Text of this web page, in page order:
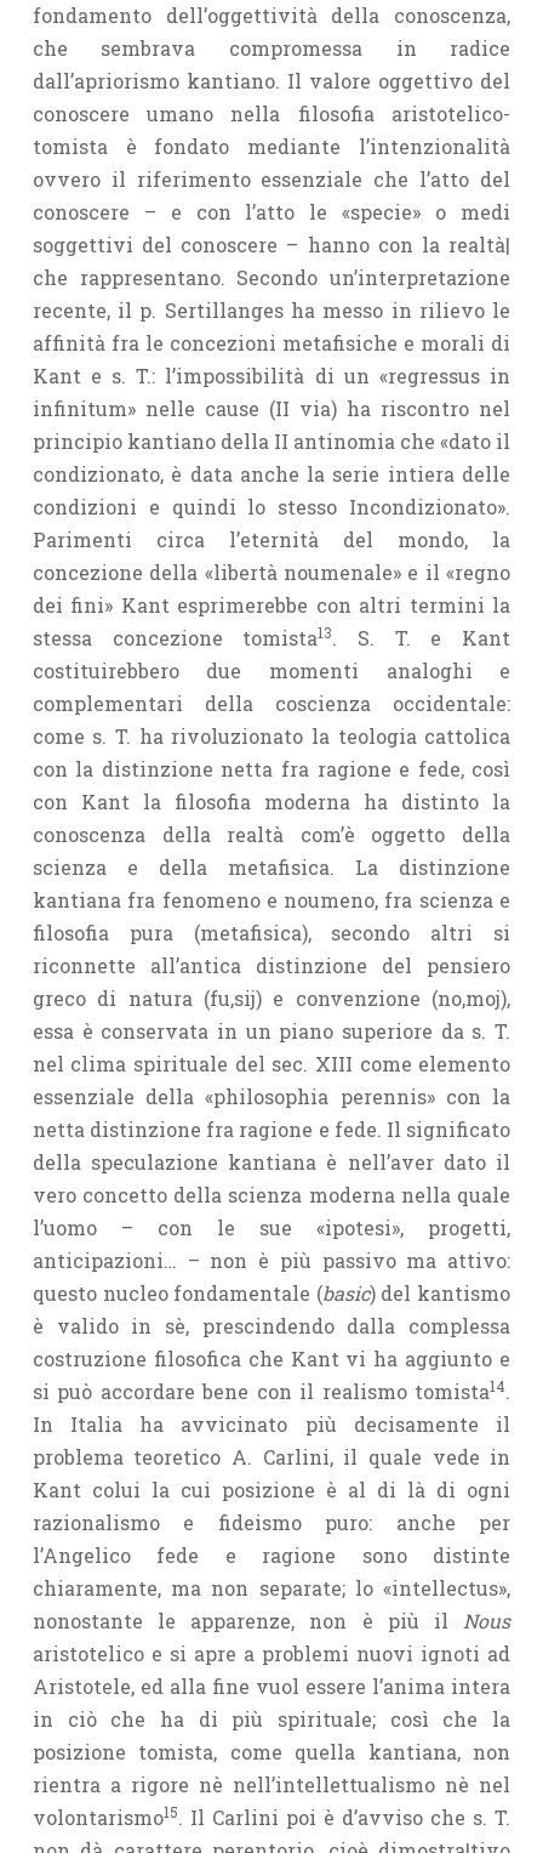
fondamento dell’oggettività della conoscenza,
che sembrava compromessa in radice
dall’apriorismo kantiano. Il valore oggettivo del
conoscere umano nella filosofia aristotelico-
tomista è fondato mediante l’intenzionalità
ovvero il riferimento essenziale che l’atto del
conoscere – e con l’atto le «specie» o medi
soggettivi del conoscere – hanno con la realtà|
che rappresentano. Secondo un’interpretazione
recente, il p. Sertillanges ha messo in rilievo le
affinità fra le concezioni metafisiche e morali di
Kant e s. T.: l’impossibilità di un «regressus in
infinitum» nelle cause (II via) ha riscontro nel
principio kantiano della II antinomia che «dato il
condizionato, è data anche la serie intiera delle
condizioni e quindi lo stesso Incondizionato».
Parimenti circa l’eternità del mondo, la
concezione della «libertà noumenale» e il «regno
dei fini» Kant esprimerebbe con altri termini la
stessa concezione tomista13. S. T. e Kant
costituirebbero due momenti analoghi e
complementari della coscienza occidentale:
come s. T. ha rivoluzionato la teologia cattolica
con la distinzione netta fra ragione e fede, così
con Kant la filosofia moderna ha distinto la
conoscenza della realtà com’è oggetto della
scienza e della metafisica. La distinzione
kantiana fra fenomeno e noumeno, fra scienza e
filosofia pura (metafisica), secondo altri si
riconnette all’antica distinzione del pensiero
greco di natura (fu,sij) e convenzione (no,moj),
essa è conservata in un piano superiore da s. T.
nel clima spirituale del sec. XIII come elemento
essenziale della «philosophia perennis» con la
netta distinzione fra ragione e fede. Il significato
della speculazione kantiana è nell’aver dato il
vero concetto della scienza moderna nella quale
l’uomo – con le sue «ipotesi», progetti,
anticipazioni… – non è più passivo ma attivo:
questo nucleo fondamentale (basic) del kantismo
è valido in sè, prescindendo dalla complessa
costruzione filosofica che Kant vi ha aggiunto e
si può accordare bene con il realismo tomista14.
In Italia ha avvicinato più decisamente il
problema teoretico A. Carlini, il quale vede in
Kant colui la cui posizione è al di là di ogni
razionalismo e fideismo puro: anche per
l’Angelico fede e ragione sono distinte
chiaramente, ma non separate; lo «intellectus»,
nonostante le apparenze, non è più il Nous
aristotelico e si apre a problemi nuovi ignoti ad
Aristotele, ed alla fine vuol essere l’anima intera
in ciò che ha di più spirituale; così che la
posizione tomista, come quella kantiana, non
rientra a rigore nè nell’intellettualismo nè nel
volontarismo15. Il Carlini poi è d’avviso che s. T.